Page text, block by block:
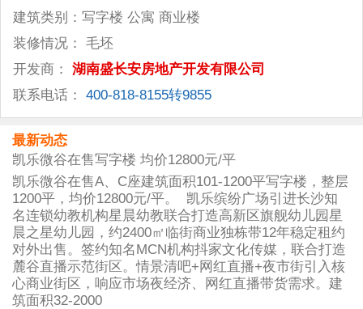
建筑类别：写字楼 公寓 商业楼
装修情况： 毛坯
开发商： 湖南盛长安房地产开发有限公司
联系电话： 400-818-8155转9855
最新动态
凯乐微谷在售写字楼 均价12800元/平
凯乐微谷在售A、C座建筑面积101-1200平写字楼，整层
1200平，均价12800元/平。 凯乐缤纷广场引进长沙知
名连锁幼教机构星晨幼教联合打造高新区旗舰幼儿园星
晨之星幼儿园，约2400㎡临街商业独栋带12年稳定租约
对外出售。签约知名MCN机构抖家文化传媒，联合打造
麓谷直播示范街区。情景清吧+网红直播+夜市街引入核
心商业街区，响应市场夜经济、网红直播带货需求。建
筑面积32-2000